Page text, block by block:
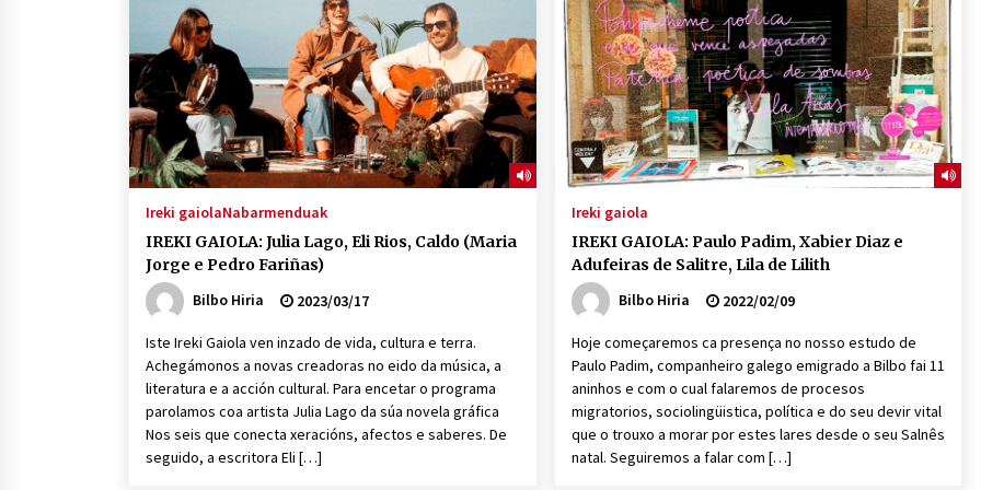
protagonista
2026/07/16
POTTO: San Pedro jaietako bertso-
saioa
2026/07/09
Larunbatean Plentziako Itsas
Martxa ospatuko da
2026/07/07
Auritz Iñurrietaren margoak
ikusgai Uribitarte40 aretoan
SOINUGELA: Paul McCartney eta
Ireki gaiolaNabarmenduak
IREKI GAIOLA: Julia Lago, Eli Rios, Caldo (Maria
Jorge e Pedro Fariñas)
Bilbo Hiria
2023/03/17
Iste Ireki Gaiola ven inzado de vida, cultura e terra.
Achegámonos a novas creadoras no eido da música, a
literatura e a acción cultural. Para encetar o programa
parolamos coa artista Julia Lago da súa novela gráfica
Nos seis que conecta xeracións, afectos e saberes. De
seguido, a escritora Eli […]
Ireki gaiola
IREKI GAIOLA: Paulo Padim, Xabier Diaz e
Adufeiras de Salitre, Lila de Lilith
Bilbo Hiria
2022/02/09
Hoje começaremos ca presença no nosso estudo de
Paulo Padim, companheiro galego emigrado a Bilbo fai 11
aninhos e com o cual falaremos de procesos
migratorios, sociolingüistica, política e do seu devir vital
que o trouxo a morar por estes lares desde o seu Salnês
natal. Seguiremos a falar com […]